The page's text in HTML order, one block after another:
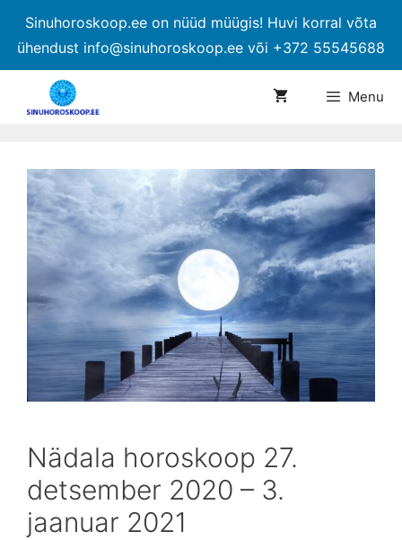
Sinuhoroskoop.ee on nüüd müügis! Huvi korral võta
ühendust info@sinuhoroskoop.ee või +372 55545688
Menu
Nädala horoskoop 27.
detsember 2020 – 3.
jaanuar 2021